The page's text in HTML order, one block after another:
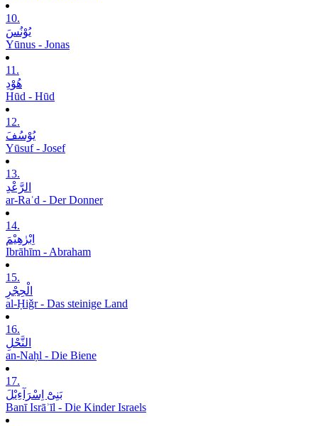
10.
یُوْنُسَ
Yūnus - Jonas
11.
ھُوْدِ
Hūd - Hūd
12.
یُوْسُفَ
Yūsuf - Josef
13.
الرَّعْدِ
ar-Raʿd - Der Donner
14.
اِبْرٰھِیْمَ
Ibrāhīm - Abraham
15.
الْحِجْرِ
al-Ḥiǧr - Das steinige Land
16.
النَّحْلِ
an-Naḥl - Die Biene
17.
بَنِیْٓ اِسْرَآءِیْلَ
Banī Isrāʾīl - Die Kinder Israels